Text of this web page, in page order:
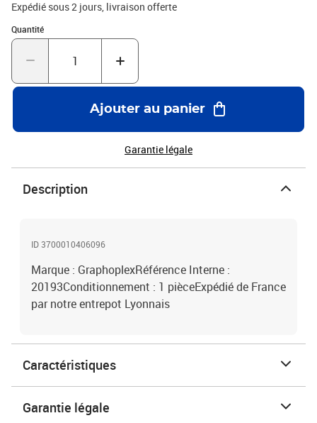
Expédié sous 2 jours livraison offerte
Quantité
Quantité : 1
Ajouter au panier
Garantie légale
Description
ID 3700010406096
Marque : GraphoplexRéférence Interne :
20193Conditionnement : 1 pièceExpédié de France
par notre entrepot Lyonnais
Caractéristiques
Garantie légale